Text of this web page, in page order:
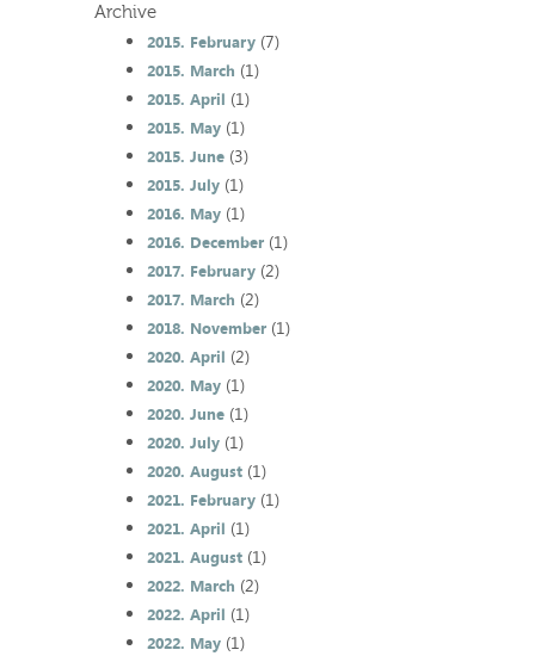
Archive
2015. February(7)
2015. March (1)
2015. April (1)
2015. May(1)
2015. June(3)
2015. July(1)
2016. May(1)
2016. December(1)
2017. February(2)
2017. March (2)
2018. November(1)
2020. April (2)
2020. May(1)
2020. June(1)
2020. July(1)
2020. August(1)
2021. February(1)
2021. April (1)
2021. August(1)
2022. March (2)
2022. April (1)
2022. May(1)